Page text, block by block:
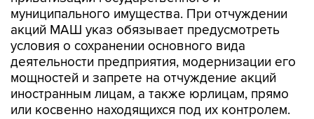
муниципального имущества. При отчуждении
акций МАШ указ обязывает предусмотреть
условия о сохранении основного вида
деятельности предприятия, модернизации его
мощностей и запрете на отчуждение акций
иностранным лицам, а также юрлицам, прямо
или косвенно находящихся под их контролем.